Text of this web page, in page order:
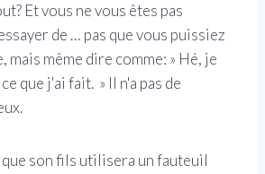
Et vous ne vous êtes pas
de … pas que vous puissiez
mais même dire comme: » Hé, je
que j'ai fait. » Il n'a pas de
que son fils utilisera un fauteuil